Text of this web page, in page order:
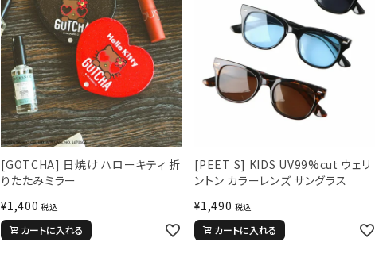
[GOTCHA] 日焼け ハローキティ 折
りたたみミラー
¥1,400 税込
カートに入れる
[PEET S] KIDS UV99%cut ウェリ
ントン カラーレンズ サングラス
¥1,490 税込
カートに入れる